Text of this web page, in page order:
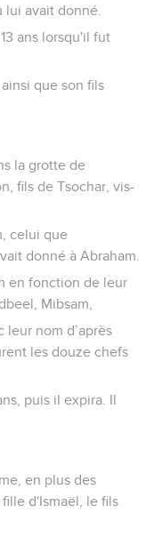
avait donné.
ans lorsqu'il fut
que son fils
la grotte de
fils de Tsochar, vis-
celui que
donné à Abraham.
en fonction de leur
Mibsam,
leur nom d’après
les douze chefs
puis il expira. Il
en plus des
d'Ismaël, le fils